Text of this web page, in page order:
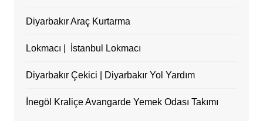
Diyarbakır Araç Kurtarma
Lokmacı | İstanbul Lokmacı
Diyarbakır Çekici | Diyarbakır Yol Yardım
İnegöl Kraliçe Avangarde Yemek Odası Takımı